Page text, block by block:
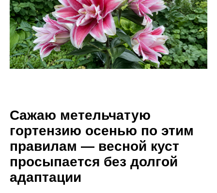
Сажаю метельчатую
гортензию осенью по этим
правилам — весной куст
просыпается без долгой
адаптации